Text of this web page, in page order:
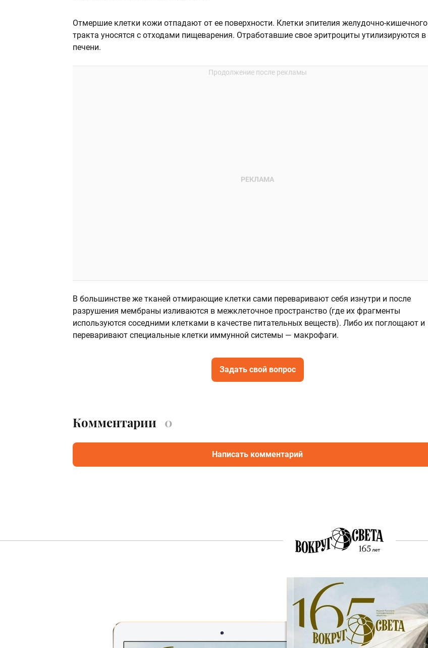
Отмершие клетки кожи отпадают от ее поверхности. Клетки эпителия желудочно-кишечного
тракта уносятся с отходами пищеварения. Отработавшие свое эритроциты утилизируются в
печени.
В большинстве же тканей отмирающие клетки сами переваривают себя изнутри и после
разрушения мембраны изливаются в межклеточное пространство (где их фрагменты
используются соседними клетками в качестве питательных веществ). Либо их поглощают и
переваривают специальные клетки иммунной системы — макрофаги.
Задать свой вопрос
Комментарии 0
Написать комментарий